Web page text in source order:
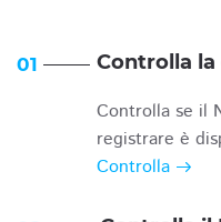
01 Controlla
Controlla se il
registrare è
Controlla